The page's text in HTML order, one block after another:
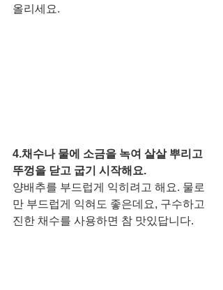
올리세요.
4.채수나 물에 소금을 녹여 살살 뿌리고
뚜껑을 닫고 굽기 시작해요.
양배추를 부드럽게 익히려고 해요. 물로
만 부드럽게 익혀도 좋은데요, 구수하고
진한 채수를 사용하면 참 맛있답니다.